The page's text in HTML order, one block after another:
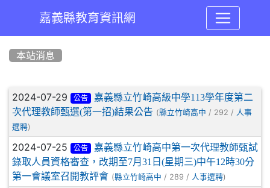
嘉義縣教育資訊網
本站消息
文章列表
2024-07-29 公告
嘉義縣立竹崎高級中學113學年度第二
次代理教師甄選(第一招)結果公告 (縣立竹崎高中 / 292 / 人事
選聘)
2024-07-25 公告
嘉義縣立竹崎高中第一次代理教師甄試
錄取人員資格審查，改期至7月31日(星期三)中午12時30分
第一會議室召開教評會 (縣立竹崎高中 / 289 / 人事選聘)